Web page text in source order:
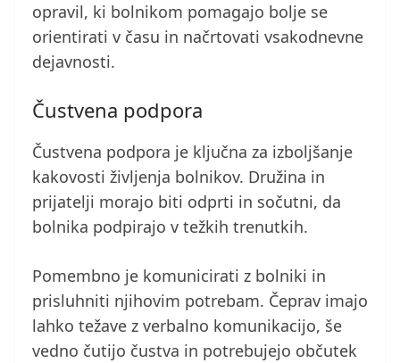
opravil, ki bolnikom pomagajo bolje se
orientirati v času in načrtovati vsakodnevne
dejavnosti.
Čustvena podpora
Čustvena podpora je ključna za izboljšanje
kakovosti življenja bolnikov. Družina in
prijatelji morajo biti odprti in sočutni, da
bolnika podpirajo v težkih trenutkih.
Pomembno je komunicirati z bolniki in
prisluhniti njihovim potrebam. Čeprav imajo
lahko težave z verbalno komunikacijo, še
vedno čutijo čustva in potrebujejo občutek